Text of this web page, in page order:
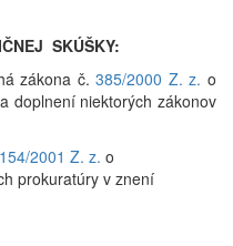
SKÚŠKY:
zákona č.385/2000 Z. z. o
doplnení niektorých zákonov
154/2001 Z. z. o
prokuratúry v znení